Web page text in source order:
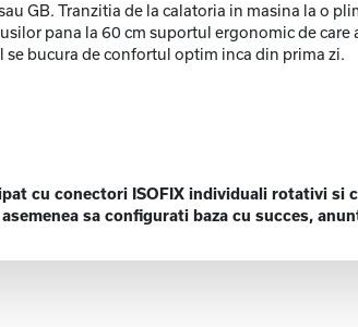
GB. Tranzitia de la calatoria in masina la o
pana la 60 cm suportul ergonomic de
bucura de confortul optim inca din prima zi.
cu conectori ISOFIX individuali rotativi
sa configurati baza cu succes,